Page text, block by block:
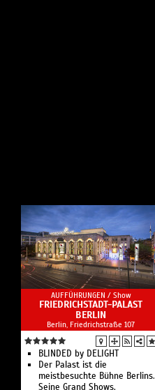
AUFFÜHRUNGEN / Show
FRIEDRICHSTADT-PALAST
BERLIN
Berlin, Friedrichstraße 107
BLINDED by DELIGHT
Der Palast ist die
meistbesuchte Bühne Berlins.
Seine Grand Shows,